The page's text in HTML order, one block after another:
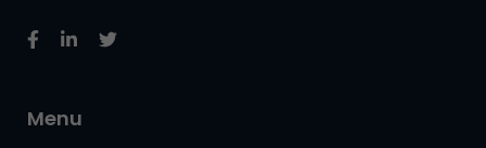
Menu